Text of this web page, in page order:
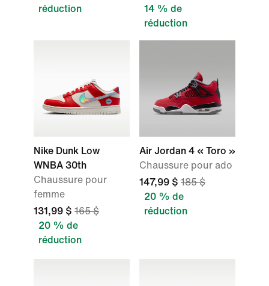
réduction
14 % de
réduction
Nike Dunk Low
WNBA 30th
Chaussure pour
femme
131,99 $ 165 $
20 % de
réduction
Air Jordan 4 « Toro »
Chaussure pour ado
147,99 $ 185 $
20 % de
réduction